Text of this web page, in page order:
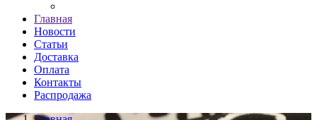
Главная
Новости
Статьи
Доставка
Оплата
Контакты
Распродажа